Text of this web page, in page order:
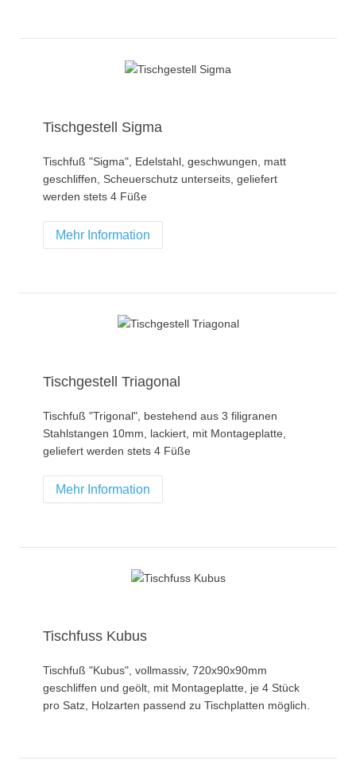
Tischgestell Sigma
Tischfuß "Sigma", Edelstahl, geschwungen, matt
geschliffen, Scheuerschutz unterseits, geliefert
werden stets 4 Füße
Mehr Information
Tischgestell Triagonal
Tischfuß "Trigonal", bestehend aus 3 filigranen
Stahlstangen 10mm, lackiert, mit Montageplatte,
geliefert werden stets 4 Füße
Mehr Information
Tischfuss Kubus
Tischfuß "Kubus", vollmassiv, 720x90x90mm
geschliffen und geölt, mit Montageplatte, je 4 Stück
pro Satz, Holzarten passend zu Tischplatten möglich.